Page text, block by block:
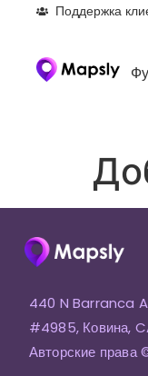
Поддержка
440 N Barranca
#4985, Ковина,
Авторские права